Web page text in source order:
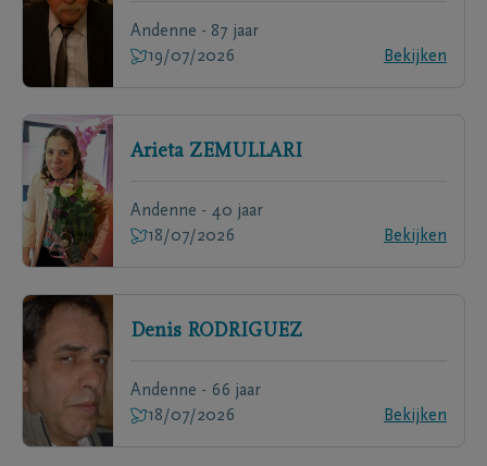
Andenne - 87 jaar
19/07/2026
Bekijken
Arieta ZEMULLARI
Andenne - 40 jaar
18/07/2026
Bekijken
Denis RODRIGUEZ
Andenne - 66 jaar
18/07/2026
Bekijken